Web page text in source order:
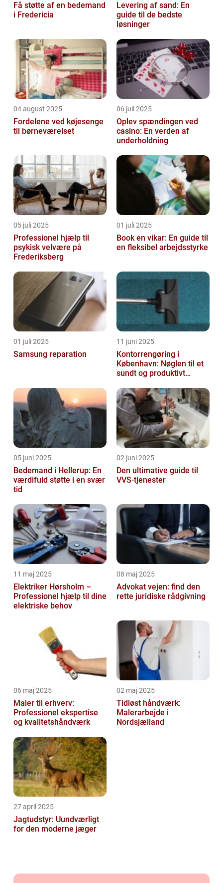
Få støtte af en bedemand
i Fredericia
Levering af sand: En
guide til de bedste
løsninger
04 august 2025
Fordelene ved køjesenge
til børneværelset
06 juli 2025
Oplev spændingen ved
casino: En verden af
underholdning
05 juli 2025
Professionel hjælp til
psykisk velvære på
Frederiksberg
01 juli 2025
Book en vikar: En guide til
en fleksibel arbejdsstyrke
01 juli 2025
Samsung reparation
11 juni 2025
Kontorrengøring i
København: Nøglen til et
sundt og produktivt
05 juni 2025
Bedemand i Hellerup: En
værdifuld støtte i en svær
tid
02 juni 2025
Den ultimative guide til
VVS-tjenester
11 maj 2025
Elektriker Hørsholm –
Professionel hjælp til dine
elektriske behov
08 maj 2025
Advokat vejen: find den
rette juridiske rådgivning
06 maj 2025
Maler til erhverv:
Professionel ekspertise
og kvalitetshåndværk
02 maj 2025
Tidløst håndværk:
Malerarbejde i
Nordsjælland
27 april 2025
Jagtudstyr: Uundværligt
for den moderne jæger